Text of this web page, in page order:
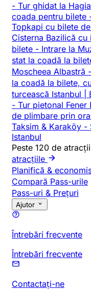
- Tur ghidat la
coada pentru bilete
Topkapi cu bilete
Cisterna Bazilică
bilete - Intrare la
stat la coadă la
Moscheea Albastră -
la coadă la bilete,
turcească Istanbul |
- Tur pietonal
de plimbare prin
Taksim & Karaköy -
Istanbul
Peste 120 de
atracțiile
Planifică &
Compară Pass-urile
Pass-uri & Prețuri
Ajutor
Întrebări frecvente
Întrebări frecvente
Contactați-ne